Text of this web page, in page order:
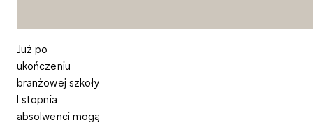
Już po
ukończeniu
branżowej szkoły
I stopnia
absolwenci mogą